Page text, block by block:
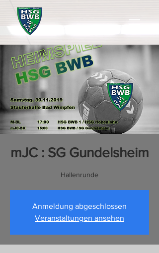
mJC : SG Gundelsheim
Hallenrunde
Anmeldung abgeschlossen
Veranstaltungen ansehen